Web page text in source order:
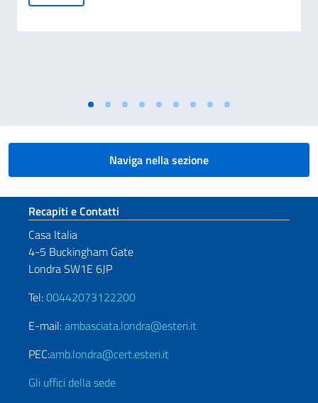
Naviga nella sezione
Sezione footer
Recapiti e Contatti
Casa Italia
4-5 Buckingham Gate
Londra SW1E 6JP
Tel:00442073122200
E-mail:ambasciata.londra@esteri.it
PEC:amb.londra@cert.esteri.it
Gli uffici della sede